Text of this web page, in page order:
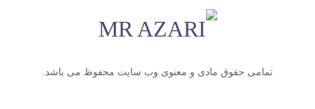
تمامی حقوق مادی و معنوی وب سایت محفوظ می باشد.